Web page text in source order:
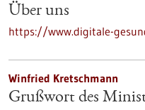
Über uns
https://www.digitale-
Winfried Kretschmann
Grußwort des